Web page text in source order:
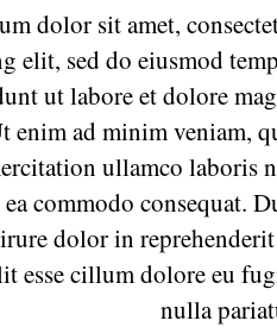
dolor sit amet,
elit, sed do eiusmod
ut labore et dolore
enim ad minim veniam,
ullamco laboris
commodo consequat.
dolor in
esse cillum dolore eu
nulla